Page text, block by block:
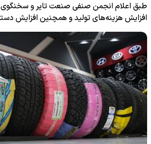
طبق اعلام انجمن صنفی صنعت تایر و
افزایش هزینه‌های تولید و همچنین افزایش
جدید،…